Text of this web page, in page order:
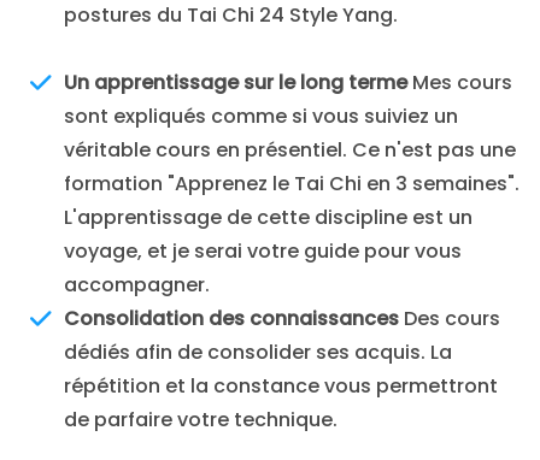
postures du Tai Chi 24 Style Yang.
Un apprentissage sur le long termeMes cours
sont expliqués comme si vous suiviez un
véritable cours en présentiel. Ce n'est pas une
formation "Apprenez le Tai Chi en 3 semaines".
L'apprentissage de cette discipline est un
voyage, et je serai votre guide pour vous
accompagner.
Consolidation des connaissances Des cours
dédiés afin de consolider ses acquis. La
répétition et la constance vous permettront
de parfaire votre technique.